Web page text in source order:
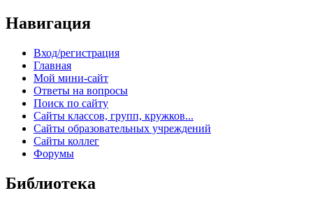
Навигация
Вход/регистрация
Главная
Мой мини-сайт
Ответы на вопросы
Поиск по сайту
Сайты классов, групп, кружков...
Сайты образовательных учреждений
Сайты коллег
Форумы
Библиотека